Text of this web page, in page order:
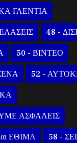
ΓΛΕΝΤΙΑ
48 -
50 - ΒΙΝΤΕΟ
52 -
ΑΣΦΑΛΕΙΣ
ΕΘΙΜΑ 58 -